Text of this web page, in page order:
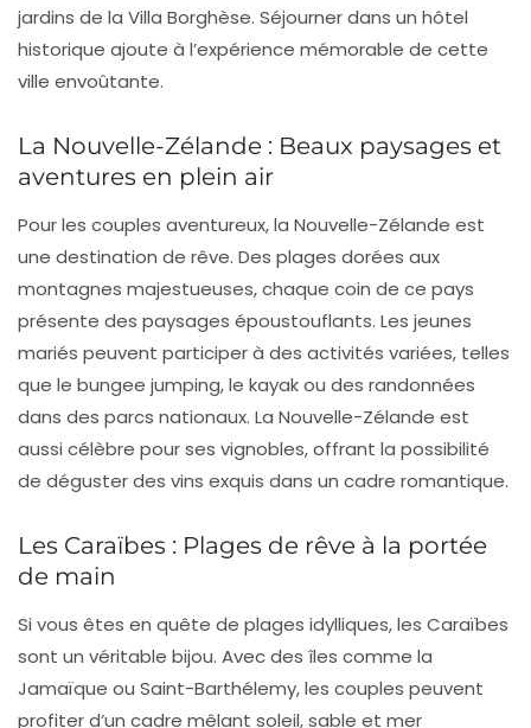
jardins de la Villa Borghèse. Séjourner dans un hôtel
historique ajoute à l’expérience mémorable de cette
ville envoûtante.
La Nouvelle-Zélande : Beaux paysages et
aventures en plein air
Pour les couples aventureux, la Nouvelle-Zélande est
une destination de rêve. Des plages dorées aux
montagnes majestueuses, chaque coin de ce pays
présente des paysages époustouflants. Les jeunes
mariés peuvent participer à des activités variées, telles
que le bungee jumping, le kayak ou des randonnées
dans des parcs nationaux. La Nouvelle-Zélande est
aussi célèbre pour ses vignobles, offrant la possibilité
de déguster des vins exquis dans un cadre romantique.
Les Caraïbes : Plages de rêve à la portée
de main
Si vous êtes en quête de plages idylliques, les Caraïbes
sont un véritable bijou. Avec des îles comme la
Jamaïque ou Saint-Barthélemy, les couples peuvent
profiter d’un cadre mêlant soleil, sable et mer